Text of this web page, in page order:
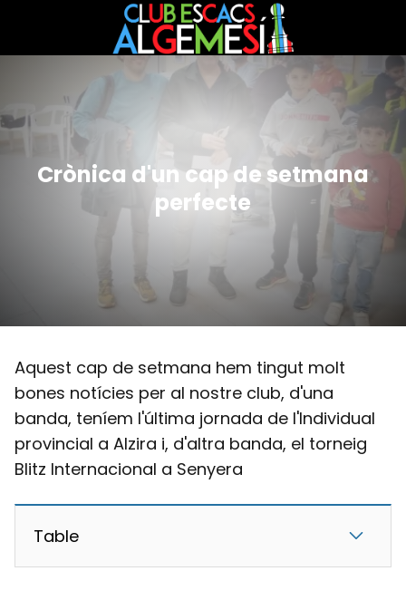
Crònica d'un cap de setmana
perfecte
Aquest cap de setmana hem tingut molt
bones notícies per al nostre club, d'una
banda, teníem l'última jornada de l'Individual
provincial a Alzira i, d'altra banda, el torneig
Blitz Internacional a Senyera
Table